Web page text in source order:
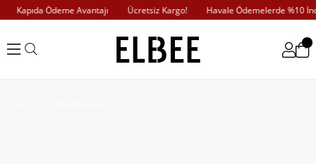
Kapıda Ödeme Avantajı Ücretsiz Kargo! Havale Ödemelerde %10